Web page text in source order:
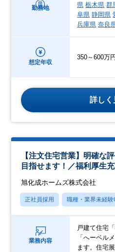
勤務地
県 栃木県 群
阜県 静岡県
兵庫県 奈良
想定年収
350～600万
詳しく
【注文住宅営業】明確な
目指せます！／福利厚生
旭化成ホームズ株式会社
正社員採用 職種・業界未経験
業務内容
戸建て住宅
「へーベル
ます。住宅